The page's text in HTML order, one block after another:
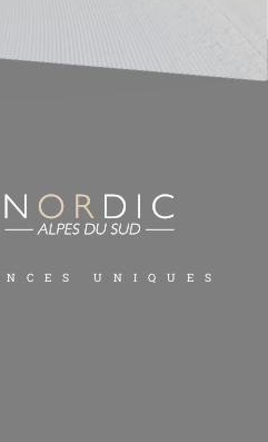
UNIQUES